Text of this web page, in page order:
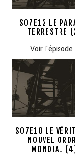
S07E12 LE
TERRESTRE
Voir l'épisode
S07E10 LE
NOUVEL
MONDIAL